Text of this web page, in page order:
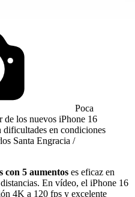
Poca
de los nuevos iPhone 16
en condiciones
Santa Engracia /
con 5 aumentos es eficaz en
En vídeo, el iPhone 16
4K a 120 fps y excelente